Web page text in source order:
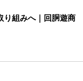
り組みへ｜回胴遊商